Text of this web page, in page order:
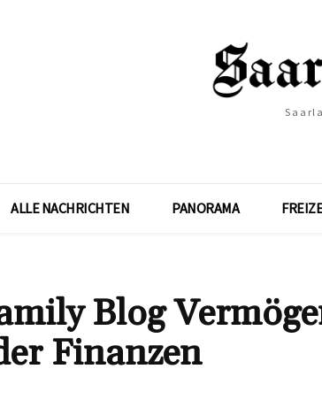
ALLE NACHRICHTEN PANORAMA
Blog
Finanzen